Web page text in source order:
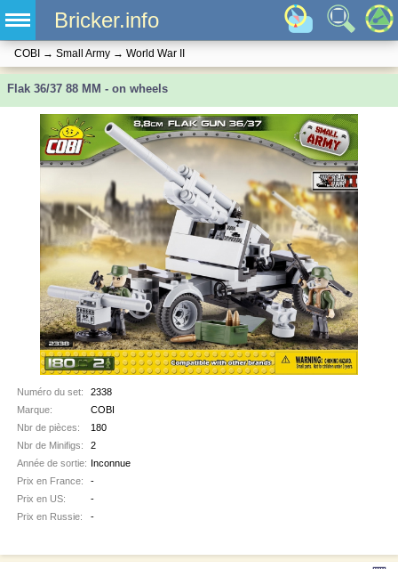
Bricker.info
COBI → Small Army → World War II
Flak 36/37 88 MM - on wheels
Numéro du set:
2338
Marque:
COBI
Nbr de pièces:
180
Nbr de Minifigs:
2
Année de sortie: Inconnue
Prix en France:
-
Prix en US:
-
Prix en Russie:
-